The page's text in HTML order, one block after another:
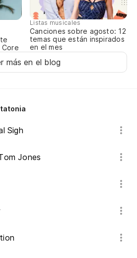
Listas musicales
Canciones sobre agosto: 12
temas que están inspirados
en el mes
más en el blog
Sigh
Jones